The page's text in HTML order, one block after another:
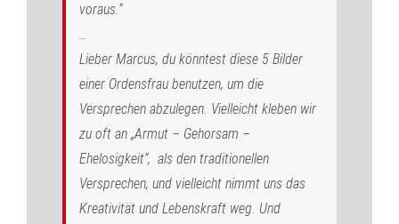
voraus.“
…
Lieber Marcus, du könntest diese 5 Bilder
einer Ordensfrau benutzen, um die
Versprechen abzulegen. Vielleicht kleben wir
zu oft an „Armut – Gehorsam –
Ehelosigkeit“, als den traditionellen
Versprechen, und vielleicht nimmt uns das
Kreativität und Lebenskraft weg. Und